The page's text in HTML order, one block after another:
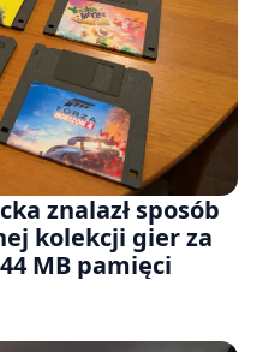
znalazł sposób
kolekcji gier za
MB pamięci